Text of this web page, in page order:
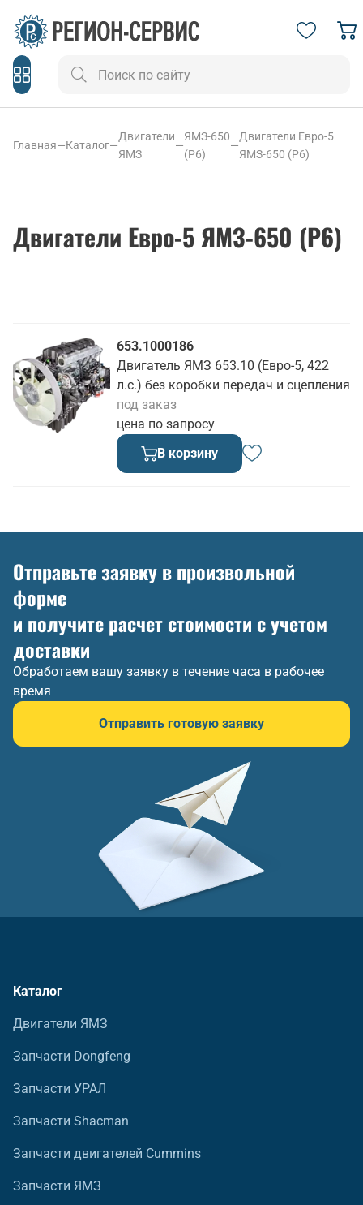
Главная—Каталог—
Двигатели
ЯМЗ
—
ЯМЗ-650
(Р6)
—
Двигатели Евро-5
ЯМЗ-650 (Р6)
Двигатели Евро-5 ЯМЗ-650 (Р6)
653.1000186
Двигатель ЯМЗ 653.10 (Евро-5, 422
л.с.) без коробки передач и сцепления
цена по запросу
под заказ
В корзину
Отправьте заявку в произвольной
форме
и получите расчет стоимости с учетом
доставки
Обработаем вашу заявку в течение часа в рабочее
время
Отправить готовую заявку
Каталог
Двигатели ЯМЗ
Запчасти Dongfeng
Запчасти УРАЛ
Запчасти Shacman
Запчасти двигателей Cummins
Запчасти ЯМЗ